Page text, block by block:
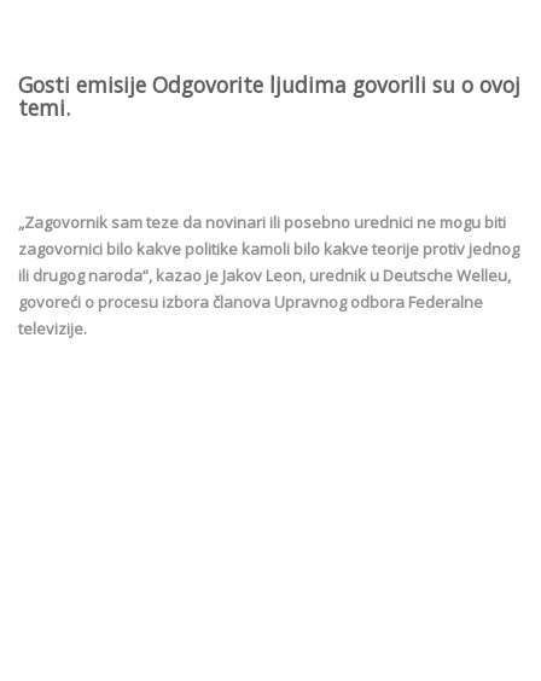
Gosti emisije Odgovorite ljudima govorili su o ovoj
temi.
„Zagovornik sam teze da novinari ili posebno urednici ne mogu biti
zagovornici bilo kakve politike kamoli bilo kakve teorije protiv jednog
ili drugog naroda“, kazao je Jakov Leon, urednik u Deutsche Welleu,
govoreći o procesu izbora članova Upravnog odbora Federalne
televizije.